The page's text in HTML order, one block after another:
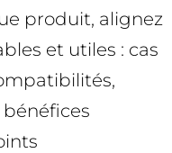
produit, alignez
et utiles : cas